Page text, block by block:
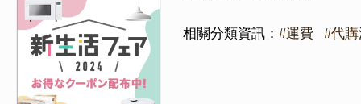
相關分類資訊： #運費 #代